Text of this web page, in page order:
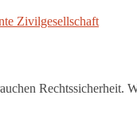
Rechtssicherheit.